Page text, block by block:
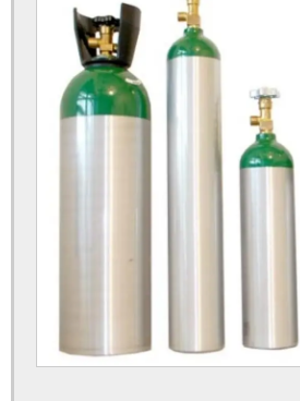
Conjunto autônomo de proteção respiratória
Conjunto autônomo drager
Conjunto autônomo para espaço confinado
Detector de co2 portátil